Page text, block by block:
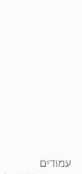
עמודים